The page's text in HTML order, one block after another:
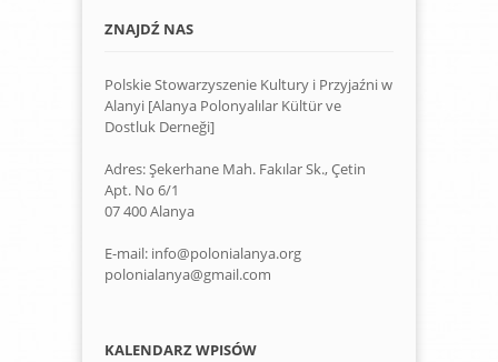
ZNAJDŹ NAS
Polskie Stowarzyszenie Kultury i Przyjaźni w
Alanyi [Alanya Polonyalılar Kültür ve
Dostluk Derneği]
Adres: Şekerhane Mah. Fakılar Sk., Çetin
Apt. No 6/1
07 400 Alanya
E-mail: info@polonialanya.org
polonialanya@gmail.com
KALENDARZ WPISÓW